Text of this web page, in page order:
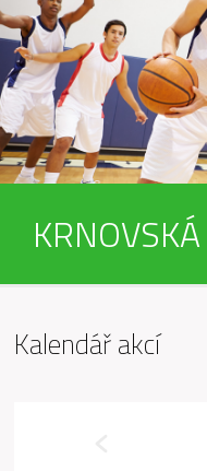
KRNOVSKÁ
Kalendář akcí